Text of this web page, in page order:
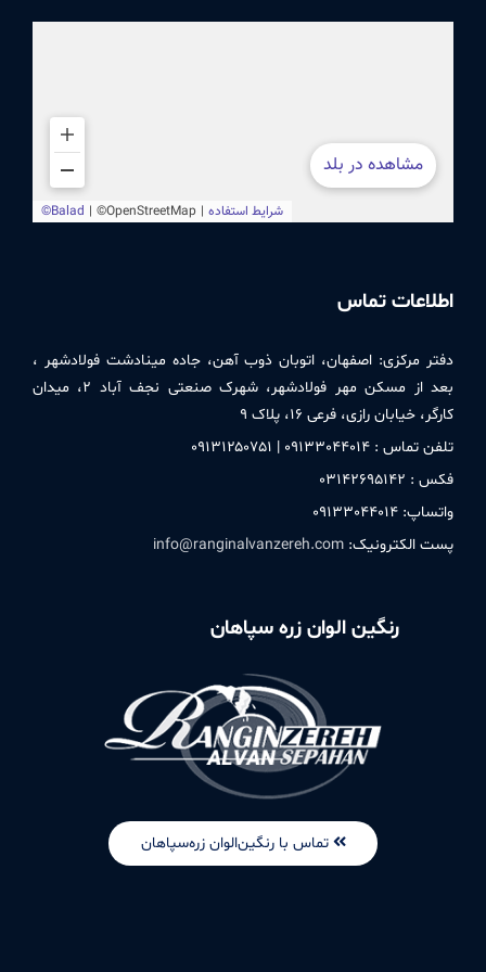
اطلاعات تماس
دفتر مركزی: اصفهان، اتوبان ذوب آهن، جاده مینادشت فولادشهر ،
بعد از مسکن مهر فولادشهر، شهرک صنعتی نجف آباد ۲، میدان
کارگر، خیابان رازی، فرعی ۱۶، پلاک ۹
تلفن تماس : ۰۹۱٣٣۰۴۴۰۱۴ | ۰۹۱٣۱۲۵۰٧۵۱
فکس : ۰٣۱۴۲۶۹۵۱۴۲
واتساپ: ۰۹۱٣٣۰۴۴۰۱۴
پست الکترونیک: info@ranginalvanzereh.com
رنگین الوان زره سپاهان
تماس با رنگین‌الوان زره‌سپاهان